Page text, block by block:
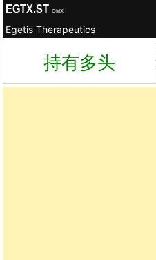
EGTX.ST OMX
Egetis Therapeutics
持有多头